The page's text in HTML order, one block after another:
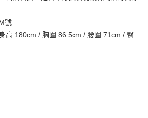
永豐商業銀行
華泰商業銀行
號
高 180cm / 胸圍 86.5cm / 腰圍 71cm / 臀